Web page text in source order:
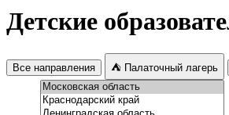
Детские
Все направления ⛺ Палаточный лагерь